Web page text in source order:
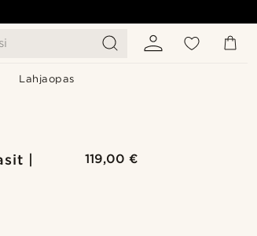
Lahjaopas
|
119,00 €